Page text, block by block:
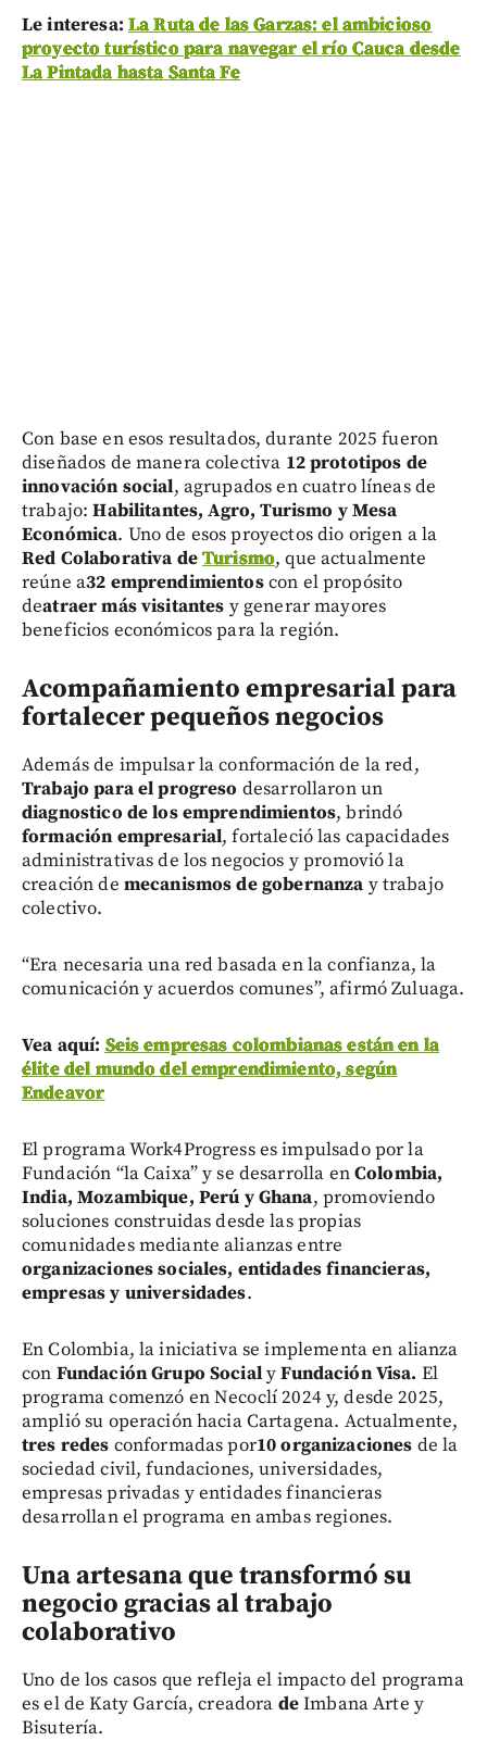
Le interesa: La Ruta de las Garzas: el ambicioso
proyecto turístico para navegar el río Cauca desde
La Pintada hasta Santa Fe
Con base en esos resultados, durante 2025 fueron
diseñados de manera colectiva 12 prototipos de
innovación social, agrupados en cuatro líneas de
trabajo:Habilitantes, Agro, Turismo y Mesa
Económica. Uno de esos proyectos dio origen a la
Red Colaborativa deTurismo, que actualmente
reúne a32 emprendimientoscon el propósito
deatraer más visitantes y generar mayores
beneficios económicos para la región.
Acompañamiento empresarial para
fortalecer pequeños negocios
Además de impulsar la conformación de la red,
Trabajo para el progreso desarrollaron un
diagnostico de los emprendimientos, brindó
formación empresarial, fortaleció las capacidades
administrativas de los negocios y promovió la
creación de mecanismos de gobernanza y trabajo
colectivo.
“Era necesaria una red basada en la confianza, la
comunicación y acuerdos comunes”, afirmó Zuluaga.
Vea aquí: Seis empresas colombianas están en la
élite del mundo del emprendimiento, según
Endeavor
El programa Work4Progress es impulsado por la
Fundación “la Caixa” y se desarrolla enColombia,
India, Mozambique, Perú y Ghana, promoviendo
soluciones construidas desde las propias
comunidades mediante alianzas entre
organizaciones sociales, entidades financieras,
empresas y universidades.
En Colombia, la iniciativa se implementa en alianza
con Fundación Grupo SocialyFundación Visa. El
programa comenzó en Necoclí2024 y, desde 2025,
amplió su operación hacia Cartagena. Actualmente,
tres redes conformadas por10 organizaciones de la
sociedad civil, fundaciones, universidades,
empresas privadas y entidades financieras
desarrollan el programa en ambas regiones.
Una artesana que transformó su
negocio gracias al trabajo
colaborativo
Uno de los casos que refleja el impacto del programa
es el de Katy García, creadora deImbana Arte y
Bisutería.